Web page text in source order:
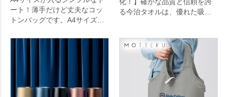
ート！薄手だけど丈夫なコッ
トンバッグです。A4サイズが
用バッグやアーティスト物販
まで幅広い用途に重宝されて
います。薄手なので小さく折
グとしてもおすすめ。低価格
なので大ロットのノベルティ
る今治タオルは、優れた吸水
業界問わず大変ご好評いただ
いております。